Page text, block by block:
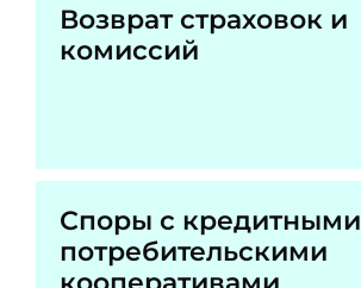
Возврат страховок и
комиссий
Споры с кредитными
потребительскими